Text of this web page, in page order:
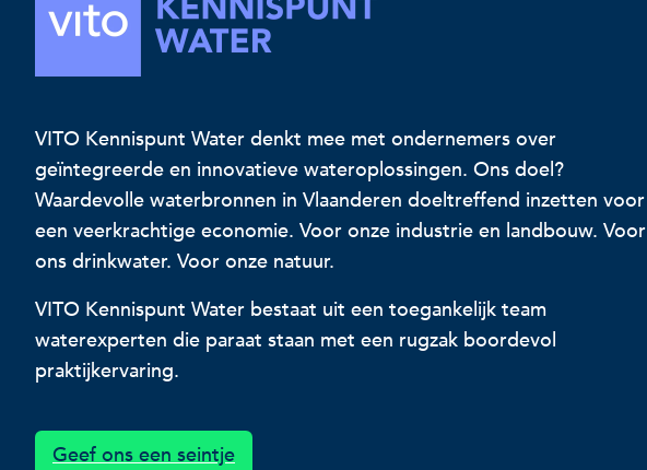
VITO Kennispunt Water denkt mee met ondernemers over
geïntegreerde en innovatieve wateroplossingen. Ons doel?
Waardevolle waterbronnen in Vlaanderen doeltreffend inzetten voor
een veerkrachtige economie. Voor onze industrie en landbouw. Voor
ons drinkwater. Voor onze natuur.
VITO Kennispunt Water bestaat uit een toegankelijk team
waterexperten die paraat staan met een rugzak boordevol
praktijkervaring.
Geef ons een seintje